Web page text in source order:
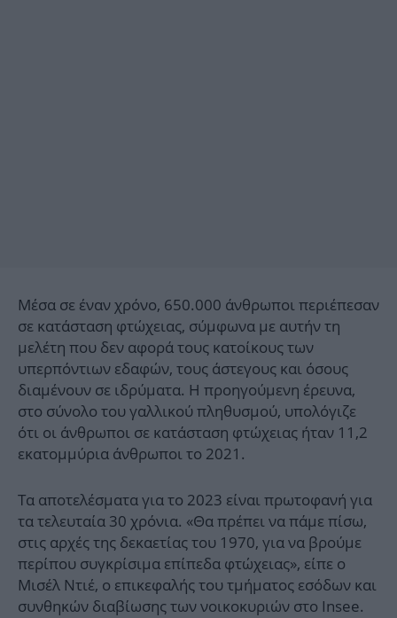
Μέσα σε έναν χρόνο, 650.000 άνθρωποι περιέπεσαν
σε κατάσταση φτώχειας, σύμφωνα με αυτήν τη
μελέτη που δεν αφορά τους κατοίκους των
υπερπόντιων εδαφών, τους άστεγους και όσους
διαμένουν σε ιδρύματα. Η προηγούμενη έρευνα,
στο σύνολο του γαλλικού πληθυσμού, υπολόγιζε
ότι οι άνθρωποι σε κατάσταση φτώχειας ήταν 11,2
εκατομμύρια άνθρωποι το 2021.
Τα αποτελέσματα για το 2023 είναι πρωτοφανή για
τα τελευταία 30 χρόνια. «Θα πρέπει να πάμε πίσω,
στις αρχές της δεκαετίας του 1970, για να βρούμε
περίπου συγκρίσιμα επίπεδα φτώχειας», είπε ο
Μισέλ Ντιέ, ο επικεφαλής του τμήματος εσόδων και
συνθηκών διαβίωσης των νοικοκυριών στο Insee.